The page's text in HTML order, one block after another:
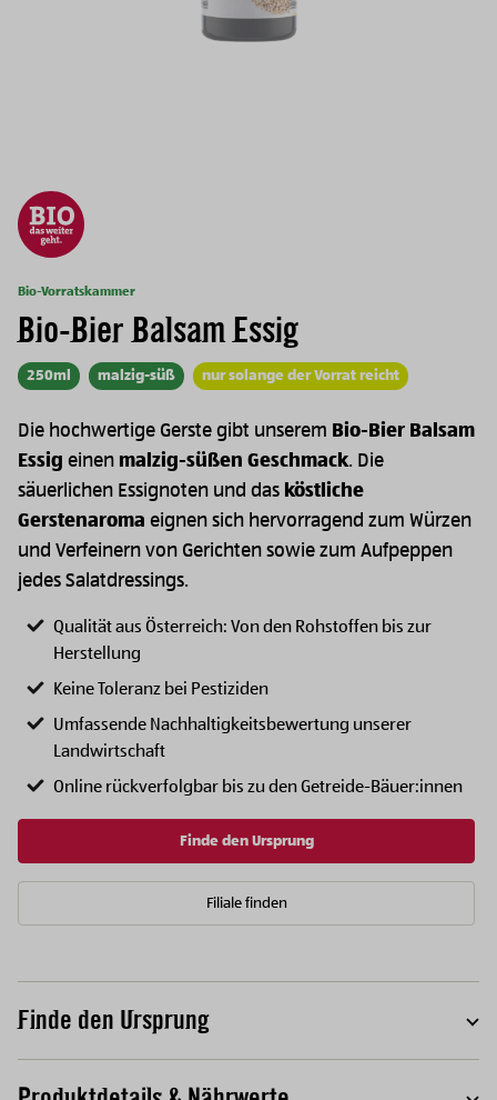
Bio-Vorratskammer
Bio-Bier Balsam Essig
250ml malzig-süß nur solange der Vorrat reicht
Die hochwertige Gerste gibt unserem Bio-Bier Balsam
Essig einen malzig-süßen Geschmack. Die
säuerlichen Essignoten und das köstliche
Gerstenaroma eignen sich hervorragend zum Würzen
und Verfeinern von Gerichten sowie zum Aufpeppen
jedes Salatdressings.
Qualität aus Österreich: Von den Rohstoffen bis zur
Herstellung
Keine Toleranz bei Pestiziden
Umfassende Nachhaltigkeitsbewertung unserer
Landwirtschaft
Online rückverfolgbar bis zu den Getreide-Bäuer:innen
Finde den Ursprung
Filiale finden
Finde den Ursprung